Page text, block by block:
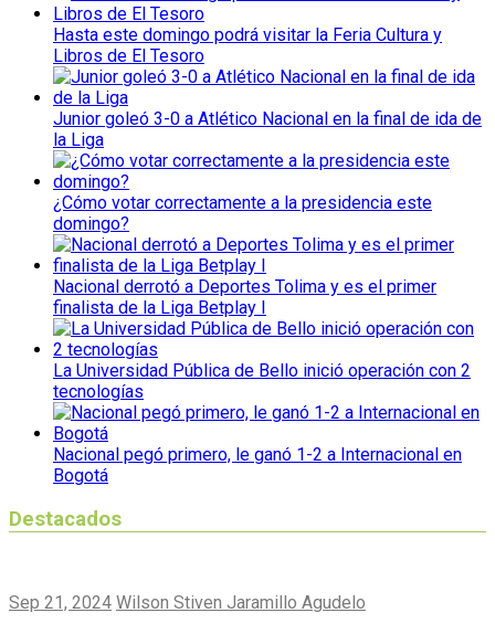
Hasta este domingo podrá visitar la Feria Cultura y
Libros de El Tesoro
Junior goleó 3-0 a Atlético Nacional en la final de ida de
la Liga
¿Cómo votar correctamente a la presidencia este
domingo?
Nacional derrotó a Deportes Tolima y es el primer
finalista de la Liga Betplay I
La Universidad Pública de Bello inició operación con 2
tecnologías
Nacional pegó primero, le ganó 1-2 a Internacional en
Bogotá
Destacados
Sep 21, 2024 Wilson Stiven Jaramillo Agudelo